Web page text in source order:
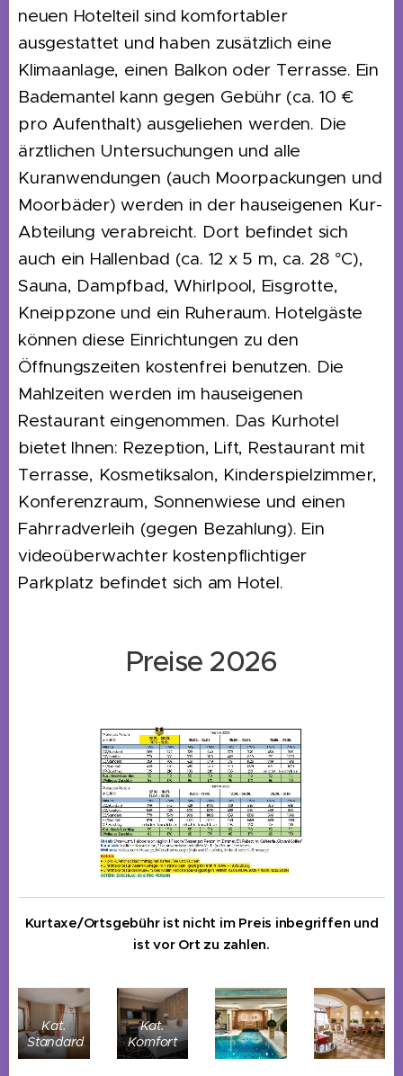
neuen Hotelteil sind komfortabler
ausgestattet und haben zusätzlich eine
Klimaanlage, einen Balkon oder Terrasse. Ein
Bademantel kann gegen Gebühr (ca. 10 €
pro Aufenthalt) ausgeliehen werden. Die
ärztlichen Untersuchungen und alle
Kuranwendungen (auch Moorpackungen und
Moorbäder) werden in der hauseigenen Kur-
Abteilung verabreicht. Dort befindet sich
auch ein Hallenbad (ca. 12 x 5 m, ca. 28 °C),
Sauna, Dampfbad, Whirlpool, Eisgrotte,
Kneippzone und ein Ruheraum. Hotelgäste
können diese Einrichtungen zu den
Öffnungszeiten kostenfrei benutzen. Die
Mahlzeiten werden im hauseigenen
Restaurant eingenommen. Das Kurhotel
bietet Ihnen: Rezeption, Lift, Restaurant mit
Terrasse, Kosmetiksalon, Kinderspielzimmer,
Konferenzraum, Sonnenwiese und einen
Fahrradverleih (gegen Bezahlung). Ein
videoüberwachter kostenpflichtiger
Parkplatz befindet sich am Hotel.
Preise 2026
Kurtaxe/Ortsgebühr ist nicht im Preis inbegriffen und
ist vor Ort zu zahlen.
Kat.
Standard
Kat.
Komfort